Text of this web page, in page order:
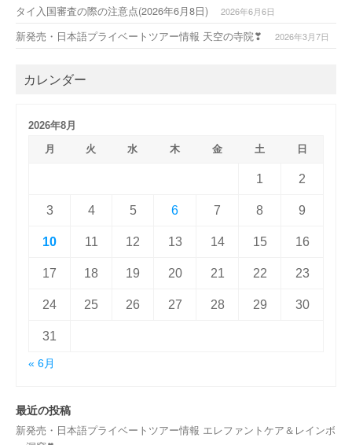
タイ入国審査の際の注意点(2026年6月8日) 2026年6月6日
新発売・日本語プライベートツアー情報 天空の寺院❣ 2026年3月7日
カレンダー
2026年8月
月
火 水 木 金 土 日
1 2
3 4 5 6 7 8 9
10 11 12 13 14 15 16
17 18 19 20 21 22 23
24 25 26 27 28 29 30
31
« 6月
最近の投稿
新発売・日本語プライベートツアー情報 エレファントケア＆レインボ